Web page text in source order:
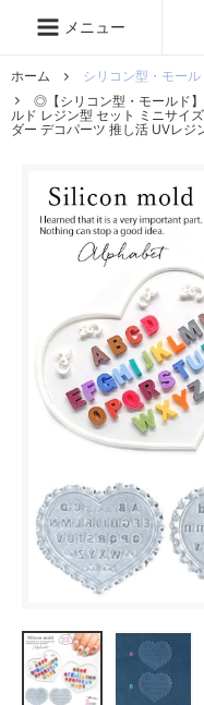
メニュー
ホーム シリコン型・モール
◎【シリコン型・モールド
ルド レジン型 セット ミニサイ
ダー デコパーツ 推し活 UVレジ